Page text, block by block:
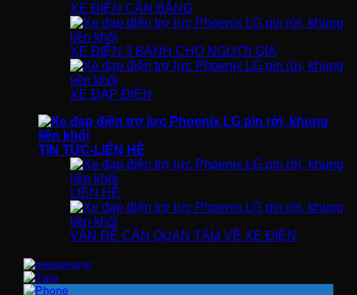
XE ĐIỆN CÂN BẰNG
XE ĐIỆN 3 BÁNH CHO NGƯỜI GIÀ
XE ĐẠP ĐIỆN
TIN TỨC-LIÊN HỆ
LIÊN HỆ
VẤN ĐỀ CẦN QUAN TÂM VỀ XE ĐIỆN